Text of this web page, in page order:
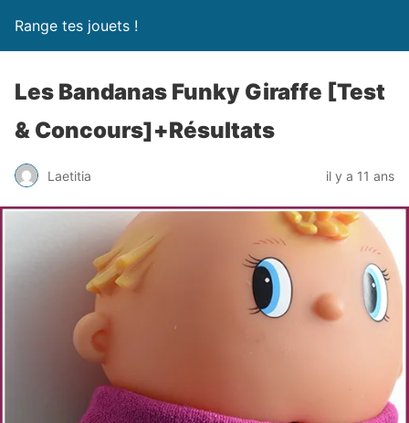
Range tes jouets !
Les Bandanas Funky Giraffe [Test
& Concours]+Résultats
Laetitia il y a 11 ans